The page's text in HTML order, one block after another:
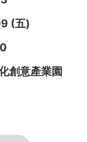
(五)
創意產業園